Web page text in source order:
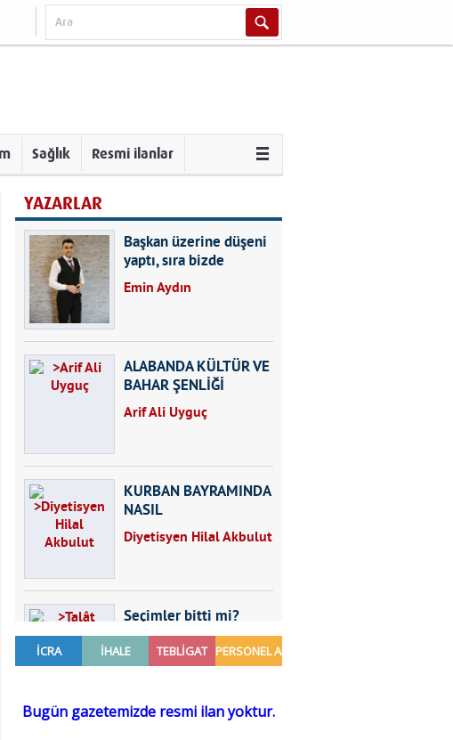
Sağlık Resmi ilanlar
YAZARLAR
Başkan üzerine düşeni
yaptı, sıra bizde
Emin Aydın
ALABANDA KÜLTÜR VE
BAHAR ŞENLİĞİ
Arif Ali Uyguç
KURBAN BAYRAMINDA
NASIL
BESLENMELİYİZ?
Diyetisyen Hilal Akbulut
Seçimler bitti mi?
Talât Yörük